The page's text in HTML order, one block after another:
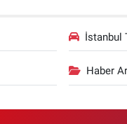
İstanbul
Haber